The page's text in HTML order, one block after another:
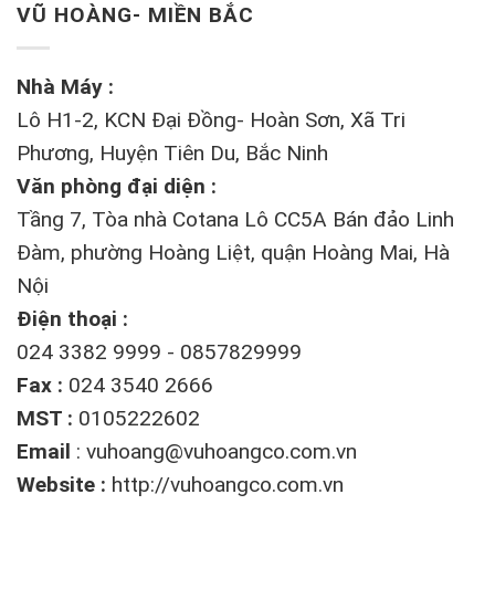
VŨ HOÀNG- MIỀN BẮC
Nhà Máy :
Lô H1-2, KCN Đại Đồng- Hoàn Sơn, Xã Tri
Phương, Huyện Tiên Du, Bắc Ninh
Văn phòng đại diện :
Tầng 7, Tòa nhà Cotana Lô CC5A Bán đảo Linh
Đàm, phường Hoàng Liệt, quận Hoàng Mai, Hà
Nội
Điện thoại :
024 3382 9999 - 0857829999
Fax : 024 3540 2666
MST : 0105222602
Email : vuhoang@vuhoangco.com.vn
Website : http://vuhoangco.com.vn